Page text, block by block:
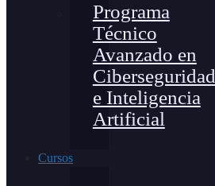
Programa
Técnico
Avanzado en
Ciberseguridad
e Inteligencia
Artificial
Cursos